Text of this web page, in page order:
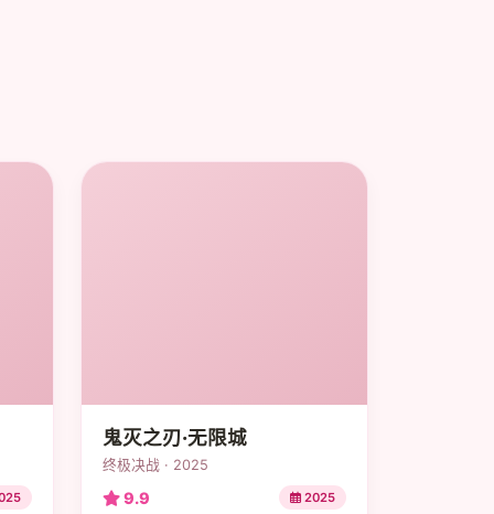
鬼灭之刃·无限城
终极决战 · 2025
9.9 2025